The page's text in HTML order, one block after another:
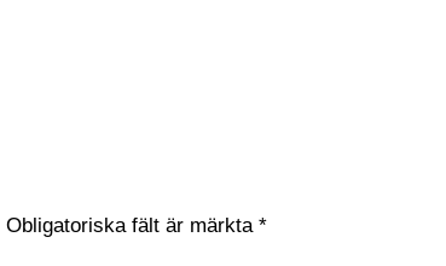
Obligatoriska fält är märkta *